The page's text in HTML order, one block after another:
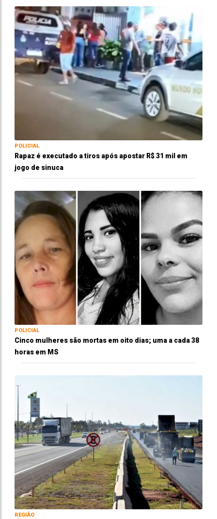
POLICIAL
Rapaz é executado a tiros após apostar R$ 31 mil em
jogo de sinuca
POLICIAL
Cinco mulheres são mortas em oito dias; uma a cada 38
horas em MS
REGIÃO